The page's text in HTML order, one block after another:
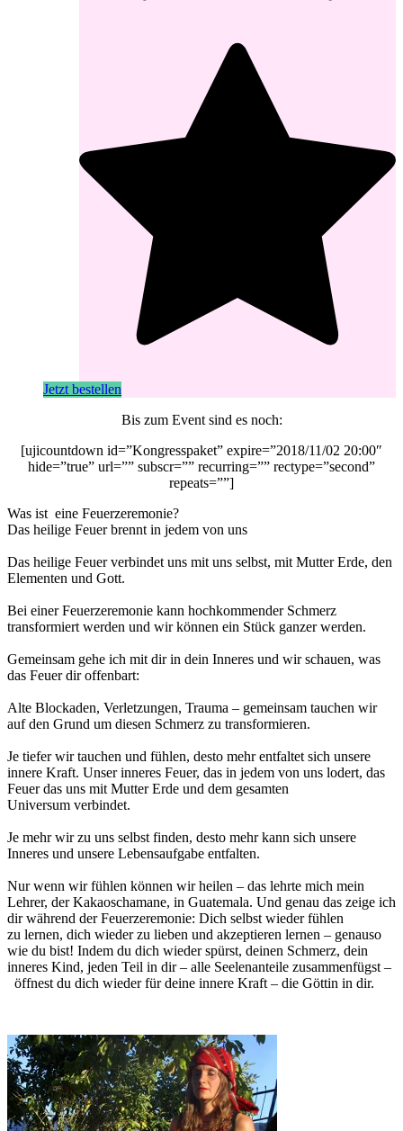
Jetzt bestellen
Bis zum Event sind es noch:
[ujicountdown id=”Kongresspaket” expire=”2018/11/02 20:00″
hide=”true” url=”” subscr=”” recurring=”” rectype=”second”
repeats=””]
Was ist eine Feuerzeremonie?
Das heilige Feuer brennt in jedem von uns
Das heilige Feuer verbindet uns mit uns selbst, mit Mutter Erde, den
Elementen und Gott.
Bei einer Feuerzeremonie kann hochkommender Schmerz
transformiert werden und wir können ein Stück ganzer werden.
Gemeinsam gehe ich mit dir in dein Inneres und wir schauen, was
das Feuer dir offenbart:
Alte Blockaden, Verletzungen, Trauma – gemeinsam tauchen wir
auf den Grund um diesen Schmerz zu transformieren.
Je tiefer wir tauchen und fühlen, desto mehr entfaltet sich unsere
innere Kraft. Unser inneres Feuer, das in jedem von uns lodert, das
Feuer das uns mit Mutter Erde und dem gesamten
Universum verbindet.
Je mehr wir zu uns selbst finden, desto mehr kann sich unsere
Inneres und unsere Lebensaufgabe entfalten.
Nur wenn wir fühlen können wir heilen – das lehrte mich mein
Lehrer, der Kakaoschamane, in Guatemala. Und genau das zeige ich
dir während der Feuerzeremonie: Dich selbst wieder fühlen
zu lernen, dich wieder zu lieben und akzeptieren lernen – genauso
wie du bist! Indem du dich wieder spürst, deinen Schmerz, dein
inneres Kind, jeden Teil in dir – alle Seelenanteile zusammenfügst –
öffnest du dich wieder für deine innere Kraft – die Göttin in dir.